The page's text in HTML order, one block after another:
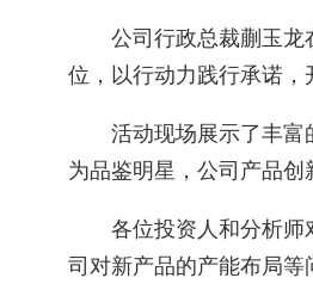
公司行政总裁蒯玉龙
位，以行动力践行承诺，
活动现场展示了丰
为品鉴明星，公司产品创
各位投资人和分析师
司对新产品的产能布局等